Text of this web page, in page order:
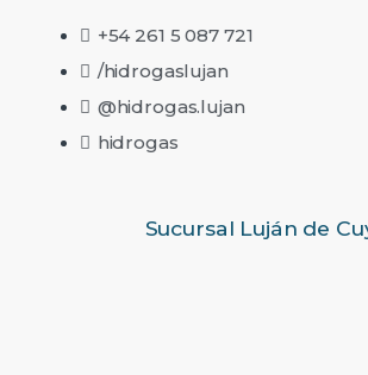
+54 261 5 087 721
/hidrogaslujan
@hidrogas.lujan
hidrogas
Sucursal Luján de